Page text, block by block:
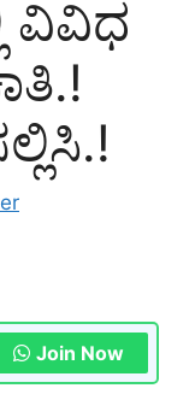
ವಿವಿಧ
Join Now